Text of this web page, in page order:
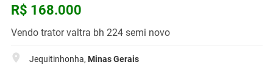
R$ 168.000
Vendo trator valtra bh 224 semi novo
Jequitinhonha, Minas Gerais